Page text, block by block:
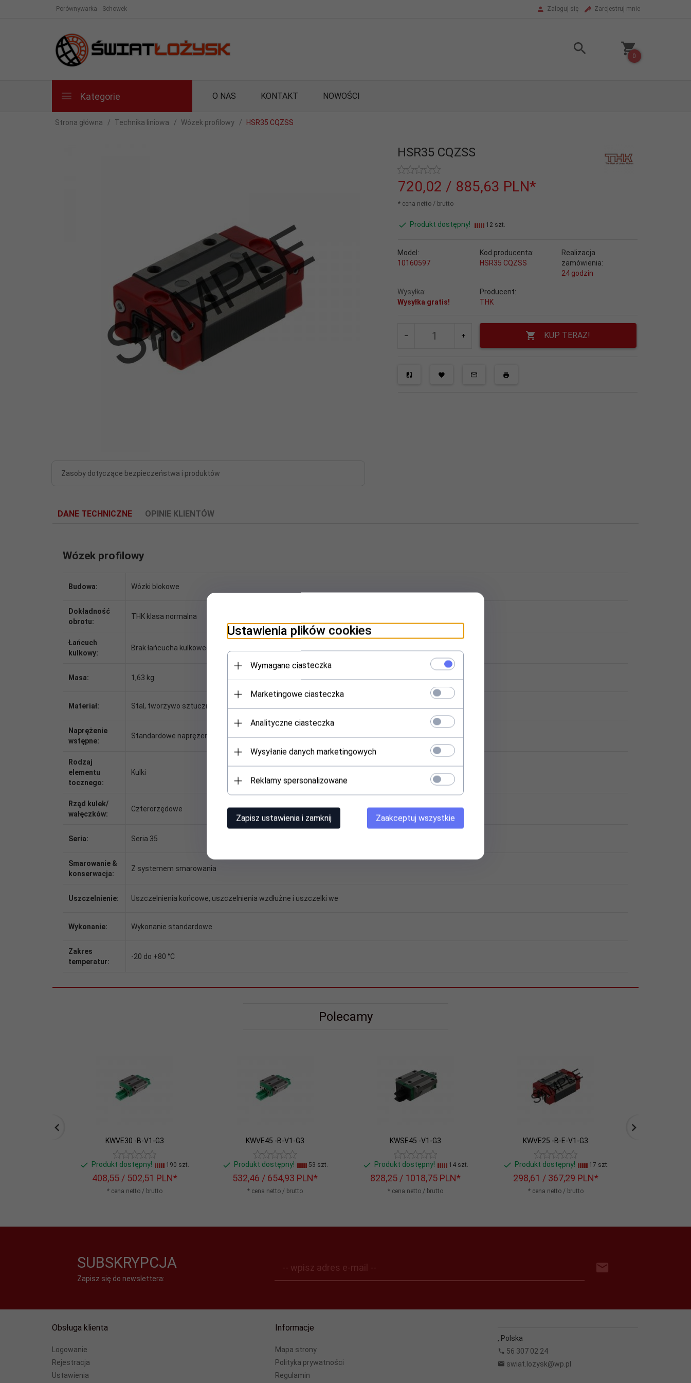
Porównywarka Schowek Zaloguj się Zarejestruj mnie
0
Kategorie O NAS KONTAKT NOWOŚCI
Strona główna Technika liniowa Wózek profilowy HSR35 CQZSS
Zasoby dotyczące bezpieczeństwa i produktów
HSR35 CQZSS
720,02 / 885,63 PLN*
* cena netto / brutto
Produkt dostępny! 12 szt.
Model:
10160597
Kod producenta:
HSR35 CQZSS
Realizacja
zamówienia:
24 godzin
Wysyłka:
Wysyłka gratis!
Producent:
THK
KUP TERAZ!
DANE TECHNICZNE OPINIE KLIENTÓW
Wózek profilowy
Budowa: Wózki blokowe
Dokładność
obrotu:
THK klasa normalna
Łańcuch
kulkowy:
Brak łańcucha kulkowego
Masa: 1,63 kg
Materiał: Stal, tworzywo sztuczne
Naprężenie
wstępne:
Standardowe naprężenie
Rodzaj
elementu
tocznego:
Kulki
Rząd kulek/
wałęczków:
Czterorzędowe
Seria: Seria 35
Smarowanie &
konserwacja:
Z systemem smarowania
Uszczelnienie: Uszczelnienia końcowe, uszczelnienia wzdłużne i uszczelki we
Wykonanie: Wykonanie standardowe
Zakres
temperatur:
-20 do +80 °C
Polecamy
KWVE30 -B-V1-G3
Produkt dostępny! 190 szt.
408,55 / 502,51 PLN*
* cena netto / brutto
KWVE45 -B-V1-G3
Produkt dostępny! 53 szt.
532,46 / 654,93 PLN*
* cena netto / brutto
KWSE45 -V1-G3
Produkt dostępny! 14 szt.
828,25 / 1018,75 PLN*
* cena netto / brutto
KWVE25 -B-E-V1-G3
Produkt dostępny! 17 szt.
298,61 / 367,29 PLN*
* cena netto / brutto
SUBSKRYPCJA
Zapisz się do newslettera:
-- wpisz adres e-mail --
Obsługa klienta
Logowanie
Rejestracja
Ustawienia
Informacje
Mapa strony
Polityka prywatności
Regulamin
, Polska
56 307 02 24
swiat.lozysk@wp.pl
Ustawienia plików cookies
Wymagane ciasteczka
Marketingowe ciasteczka
Analityczne ciasteczka
Wysyłanie danych marketingowych
Reklamy spersonalizowane
Zapisz ustawienia i zamknij Zaakceptuj wszystkie